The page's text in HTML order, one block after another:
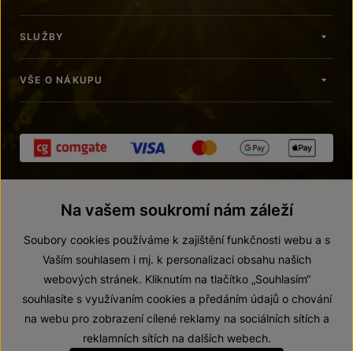
SLUŽBY
VŠE O NÁKUPU
© 2026 ZNOVÍN ZNOJMO, a. s.
Prohlášení o přístupnosti
Na vašem soukromí nám záleží
Soubory cookies používáme k zajištění funkčnosti webu a s
Vaším souhlasem i mj. k personalizaci obsahu našich
webových stránek. Kliknutím na tlačítko „Souhlasím“
souhlasíte s využívaním cookies a předáním údajů o chování
na webu pro zobrazení cílené reklamy na sociálních sítích a
reklamních sítích na dalších webech.